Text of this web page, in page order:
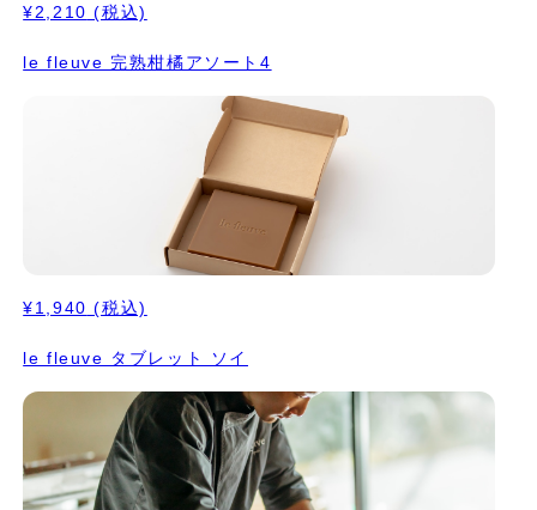
¥2,210 (税込)
le fleuve 完熟柑橘アソート4
¥1,940 (税込)
le fleuve タブレット ソイ